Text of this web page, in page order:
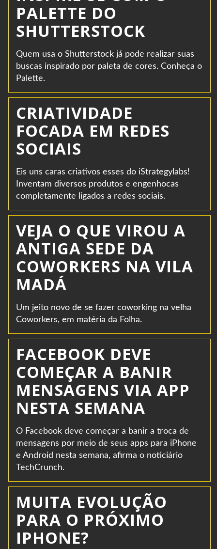
PALETTE DO
SHUTTERSTOCK
Quem usa o Shutterstock já pode realizar suas
buscas inspirado por paleta de cores. Conheça o
Palette.
CRIATIVIDADE
FOCADA EM REDES
SOCIAIS
Eis uns caras criativos esses do iStrategylabs!
Inventam diversos produtos e engenhocas
completamente ligados a redes sociais.
VEJA O QUE VIROU A
ANTIGA SEDE DA
COWORKERS NA VILA
MADÁ
Um jeito novo de se fazer coworking na velha
Coworkers, em matéria da Folha.
FACEBOOK DEVE
COMEÇAR A BANIR
MENSAGENS VIA APP
NESTA SEMANA
O Facebook deve começar a banir a troca de
mensagens por meio de seus apps para iPhone
e Android nesta semana, afirma o noticiário
TechCrunch.
MUITA EVOLUÇÃO
PARA O PRÓXIMO
IPHONE?